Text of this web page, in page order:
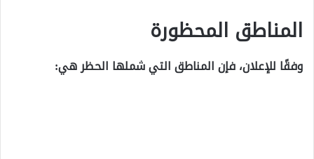
المناطق المحظورة
وفقًا للإعلان، فإن المناطق التي شملها الحظر هي: